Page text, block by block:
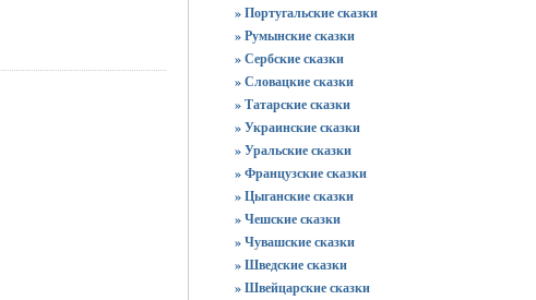
» Португальские сказки
» Румынские сказки
» Сербские сказки
» Словацкие сказки
» Татарские сказки
» Украинские сказки
» Уральские сказки
» Французские сказки
» Цыганские сказки
» Чешские сказки
» Чувашские сказки
» Шведские сказки
» Швейцарские сказки